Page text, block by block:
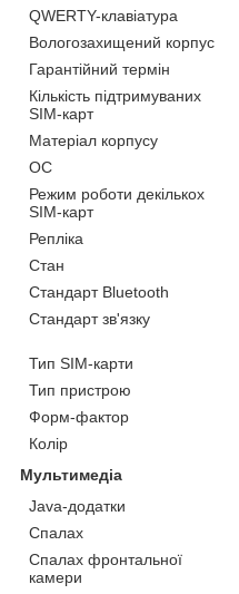
QWERTY-клавіатура
Вологозахищений корпус
Гарантійний термін
Кількість підтримуваних
SIM-карт
Матеріал корпусу
ОС
Режим роботи декількох
SIM-карт
Репліка
Стан
Стандарт Bluetooth
Стандарт зв'язку
Тип SIM-карти
Тип пристрою
Форм-фактор
Колір
Мультимедіа
Java-додатки
Спалах
Спалах фронтальної
камери